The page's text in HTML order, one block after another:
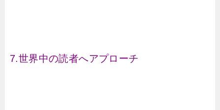
7.世界中の読者へアプローチ